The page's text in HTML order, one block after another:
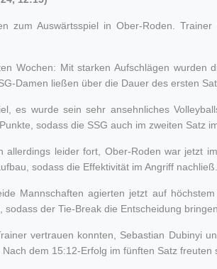
Auswärtsspiel in Ober-Roden.
Wochen: Mit starken Aufschlägen
Damen ließen über die Dauer des ersten
es wurde sein sehr ansehnliches
sodass die SSG auch im zweiten
leider fort, Ober-Roden war jetzt
sodass die Effektivität im Angriff
Mannschaften agierten jetzt auf
der Tie-Break die Entscheidung
vertrauen konnten, Sebastian Dubinyi
dem 15:12-Erfolg im fünften Satz